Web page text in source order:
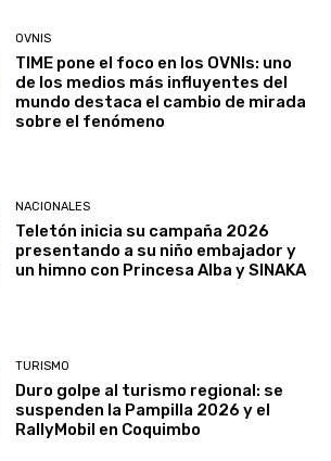
OVNIS
TIME pone el foco en los OVNIs: uno
de los medios más influyentes del
mundo destaca el cambio de mirada
sobre el fenómeno
NACIONALES
Teletón inicia su campaña 2026
presentando a su niño embajador y
un himno con Princesa Alba y SINAKA
TURISMO
Duro golpe al turismo regional: se
suspenden la Pampilla 2026 y el
RallyMobil en Coquimbo